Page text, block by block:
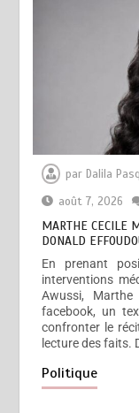
par Dalila
août 7, 2026
MARTHE CECILE
DONALD
En prenant
interventions
Awussi,
facebook, un
confronter le
lecture des faits.
Politique